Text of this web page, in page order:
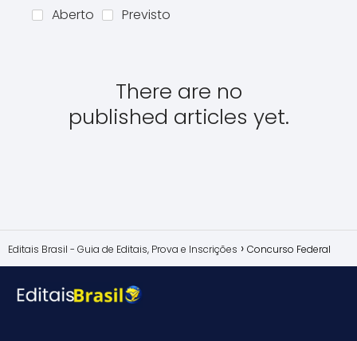
Aberto
Previsto
There are no
published articles yet.
Editais Brasil - Guia de Editais, Prova e Inscrições Concurso Federal